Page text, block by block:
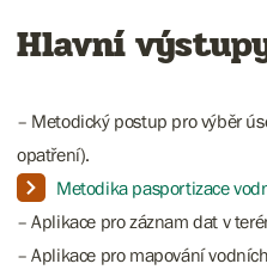
Hlavní
– Metodický postup pro výběr
opatření).
Metodika pasportizace
– Aplikace pro záznam dat v
– Aplikace pro mapování